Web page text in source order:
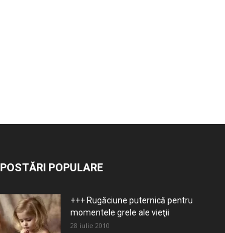
POSTĂRI POPULARE
+++ Rugăciune puternică pentru
momentele grele ale vieţii
28 iulie 2010